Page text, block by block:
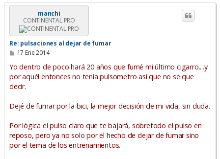
r
manchi
CONTINENTAL PRO
Re: pulsaciones al dejar de fumar
M
n
a
j
17 Ene 2014
Yo dentro de poco hará 20 años que fumé mi último cigarro....y
por aquél entonces no tenía pulsometro así que no se que
decir.
Dejé de fumar por la bici, la mejor decisión de mi vida, sin duda.
Por lógica el pulso claro que te bajará, sobretodo el pulso en
reposo, pero ya no solo por el hecho de dejar de fumar sino
por el tema de los entrenamientos.